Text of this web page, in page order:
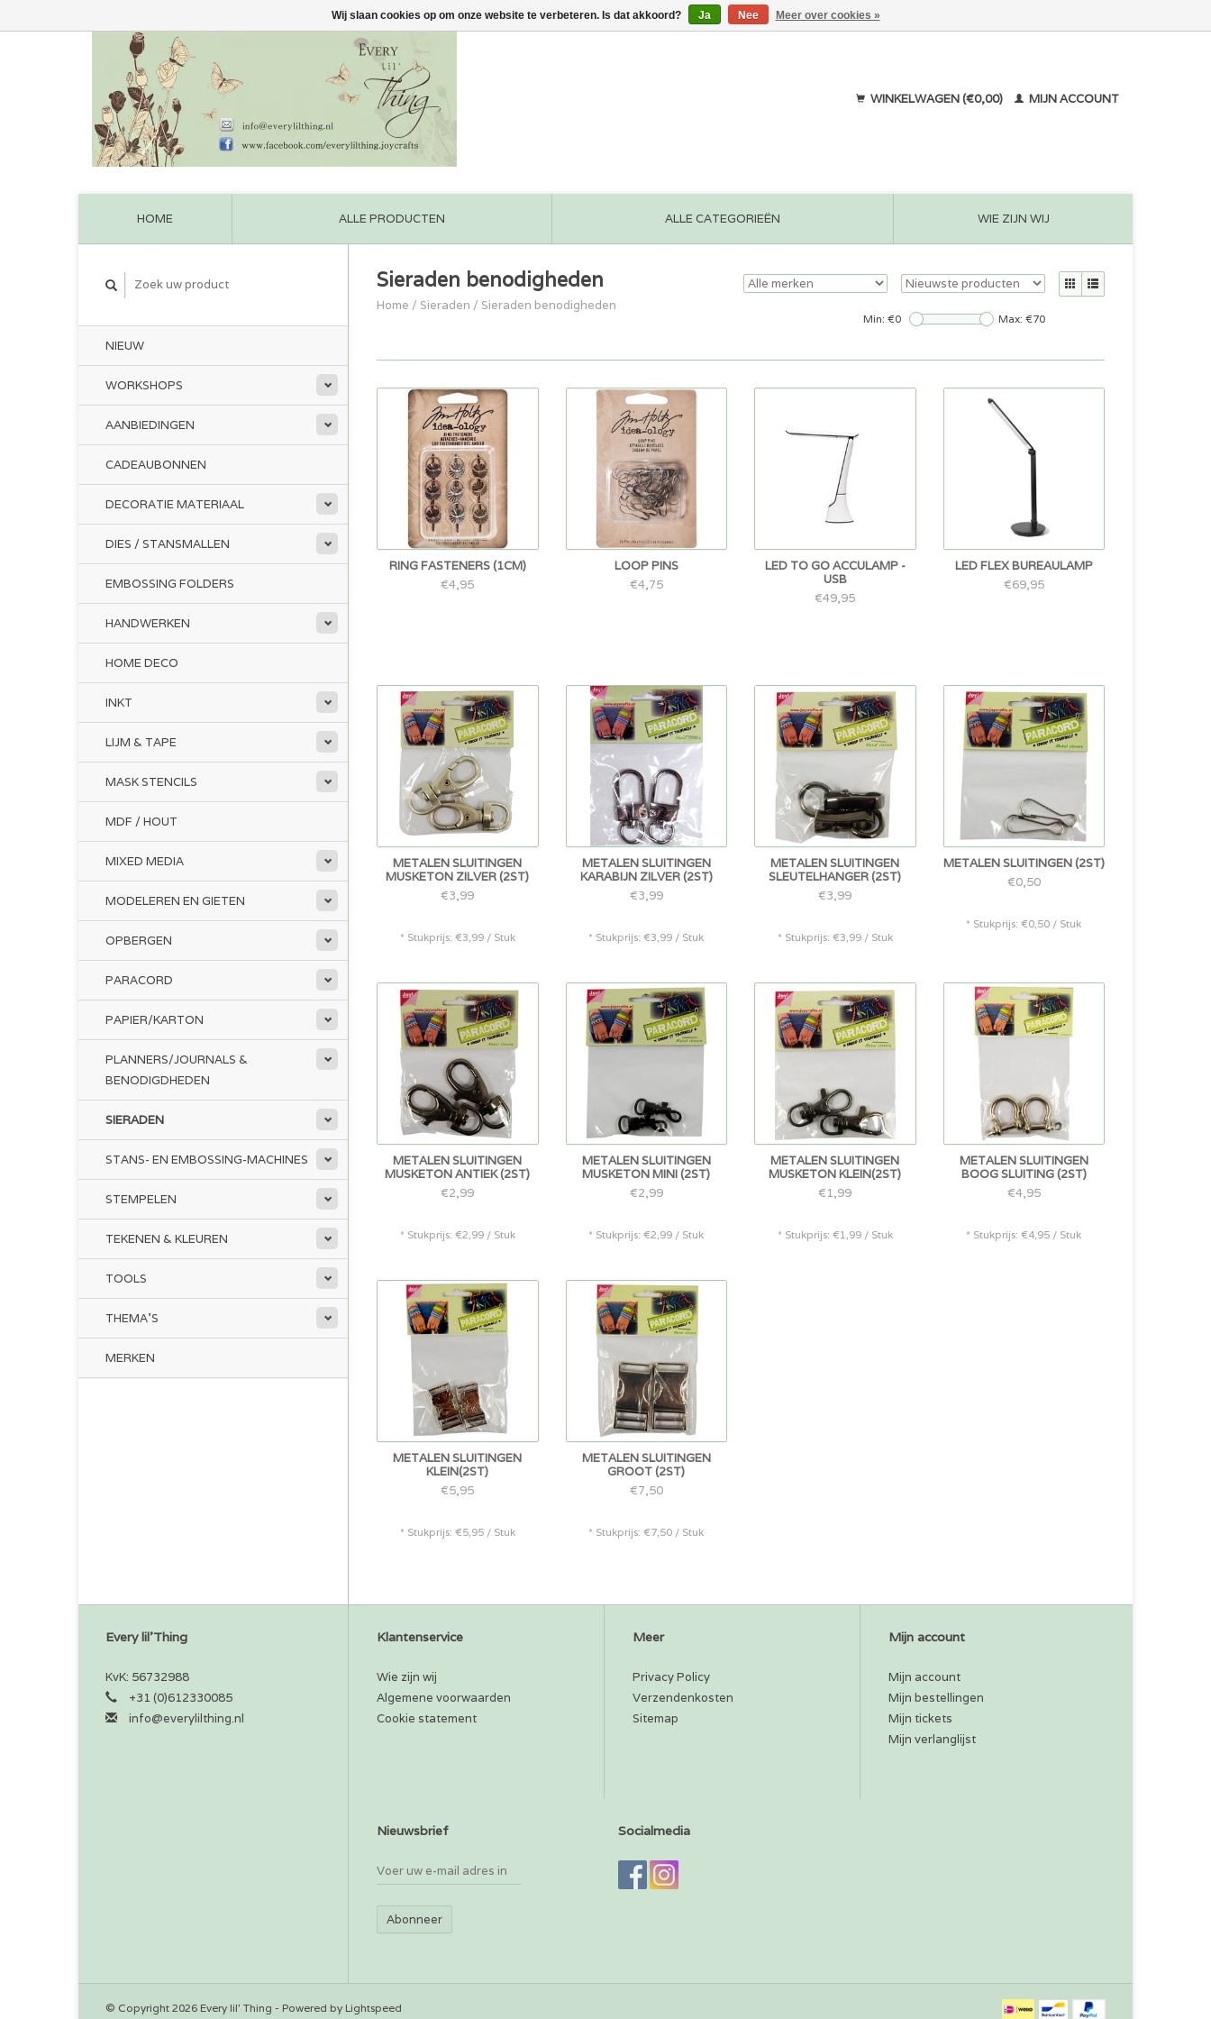
WINKELWAGEN (€0,00) MIJN ACCOUNT
HOME ALLE PRODUCTEN ALLE CATEGORIEËN WIE ZIJN WIJ
NIEUW
WORKSHOPS
AANBIEDINGEN
CADEAUBONNEN
DECORATIE MATERIAAL
DIES / STANSMALLEN
EMBOSSING FOLDERS
HANDWERKEN
HOME DECO
INKT
LIJM & TAPE
MASK STENCILS
MDF / HOUT
MIXED MEDIA
MODELEREN EN GIETEN
OPBERGEN
PARACORD
PAPIER/KARTON
PLANNERS/JOURNALS &
BENODIGDHEDEN
SIERADEN
STANS- EN EMBOSSING-MACHINES
STEMPELEN
TEKENEN & KLEUREN
TOOLS
THEMA'S
MERKEN
Sieraden benodigheden
Home / Sieraden / Sieraden benodigheden
Min: €0 Max: €70
RING FASTENERS (1CM)
€4,95
LOOP PINS
€4,75
LED TO GO ACCULAMP -
USB
€49,95
LED FLEX BUREAULAMP
€69,95
METALEN SLUITINGEN
MUSKETON ZILVER (2ST)
€3,99
* Stukprijs: €3,99 / Stuk
METALEN SLUITINGEN
KARABIJN ZILVER (2ST)
€3,99
* Stukprijs: €3,99 / Stuk
METALEN SLUITINGEN
SLEUTELHANGER (2ST)
€3,99
* Stukprijs: €3,99 / Stuk
METALEN SLUITINGEN (2ST)
€0,50
* Stukprijs: €0,50 / Stuk
METALEN SLUITINGEN
MUSKETON ANTIEK (2ST)
€2,99
* Stukprijs: €2,99 / Stuk
METALEN SLUITINGEN
MUSKETON MINI (2ST)
€2,99
* Stukprijs: €2,99 / Stuk
METALEN SLUITINGEN
MUSKETON KLEIN(2ST)
€1,99
* Stukprijs: €1,99 / Stuk
METALEN SLUITINGEN
BOOG SLUITING (2ST)
€4,95
* Stukprijs: €4,95 / Stuk
METALEN SLUITINGEN
KLEIN(2ST)
€5,95
* Stukprijs: €5,95 / Stuk
METALEN SLUITINGEN
GROOT (2ST)
€7,50
* Stukprijs: €7,50 / Stuk
Every lil'Thing
KvK: 56732988
+31 (0)612330085
info@everylilthing.nl
Klantenservice
Wie zijn wij
Algemene voorwaarden
Cookie statement
Meer
Privacy Policy
Verzendenkosten
Sitemap
Mijn account
Mijn account
Mijn bestellingen
Mijn tickets
Mijn verlanglijst
Nieuwsbrief
Abonneer
Socialmedia
© Copyright 2026 Every lil' Thing - Powered by Lightspeed
Wij slaan cookies op om onze website te verbeteren. Is dat akkoord? Ja Nee Meer over cookies »